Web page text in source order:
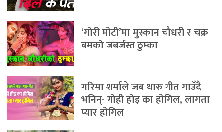
‘गोरी मोटी’मा मुस्कान चौधरी र चक्र
बमको जबर्जस्त ठुम्का
गरिमा शर्माले जब थारु गीत गाउँदै
भनिन्- गोही होइ का होगिल, लागता
प्यार होगिल